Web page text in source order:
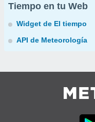
Tiempo en tu Web
Widget de El tiempo
API de Meteorología